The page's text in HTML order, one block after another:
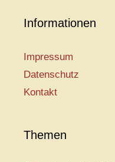
Informationen
Impressum
Datenschutz
Kontakt
Themen